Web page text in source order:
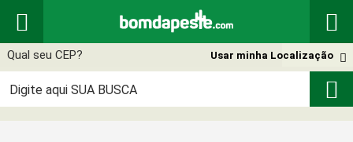
 

Usar minha Localização
